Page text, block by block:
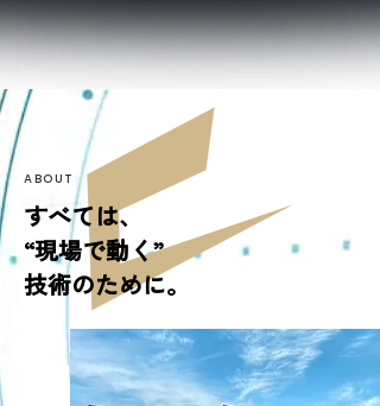
ABOUT
すべては、
“現場で動く”
技術のために。